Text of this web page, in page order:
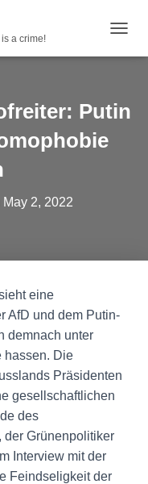
a crime!
Putin
May 2, 2022
eine
AfD und dem Putin-
demnach unter
hassen. Die
Präsidenten
gesellschaftlichen
des
der Grünenpolitiker
Interview mit der
Feindseligkeit der